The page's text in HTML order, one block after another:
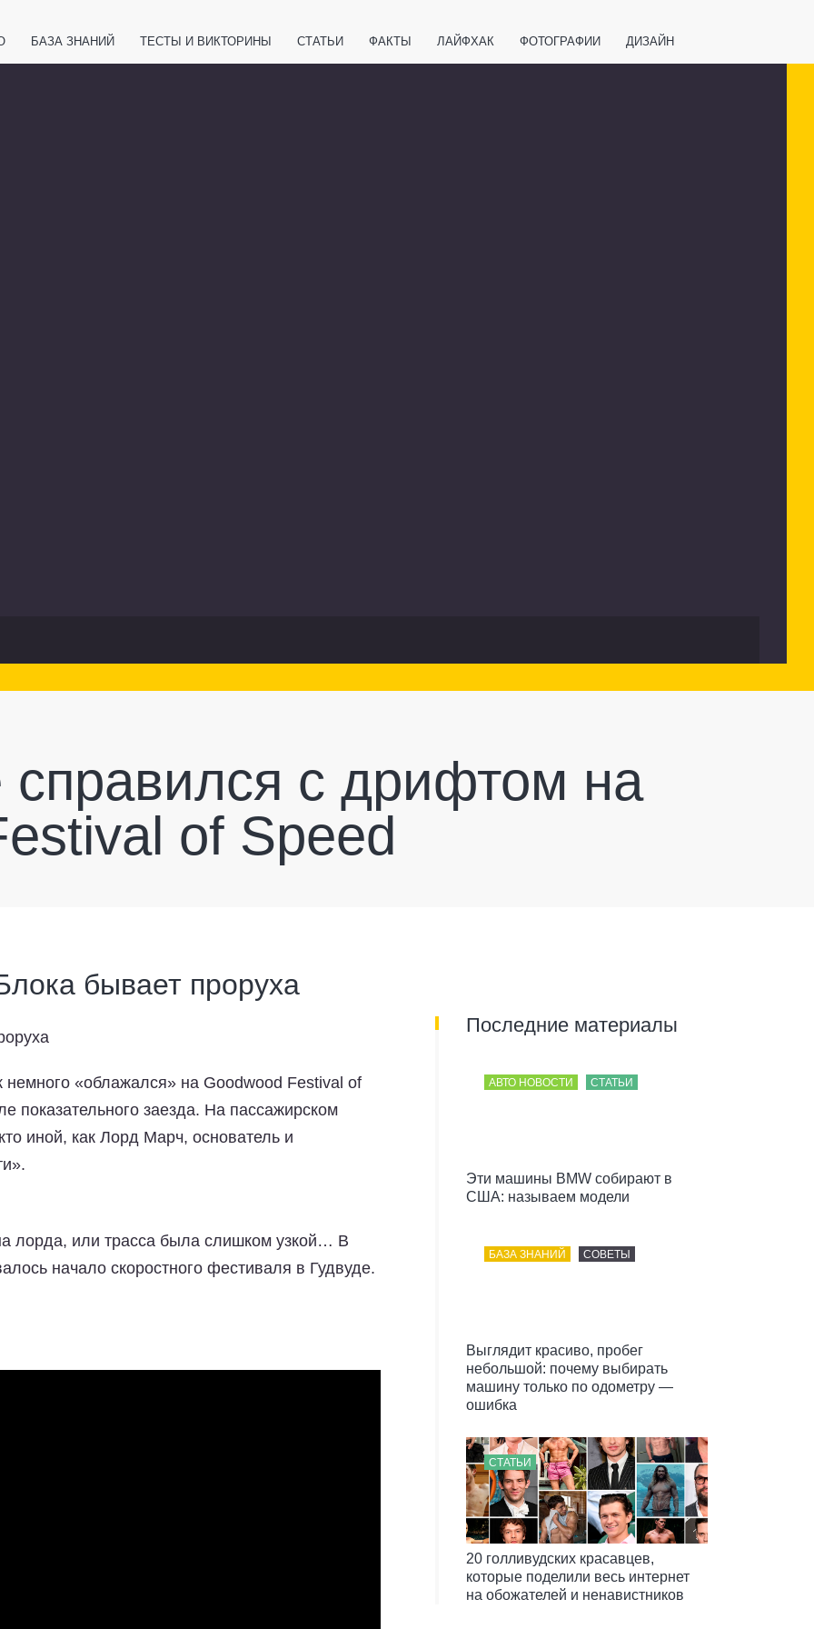
БАЗА ЗНАНИЙ ТЕСТЫ И ВИКТОРИНЫ СТАТЬИ ФАКТЫ ЛАЙФХАК ФОТОГРАФИИ ДИЗАЙН
с дрифтом на
of Speed
бывает проруха
«облажался» на Goodwood Festival of
показательного заезда. На пассажирском
иной, как Лорд Марч, основатель и
лорда, или трасса была слишком узкой… В
начало скоростного фестиваля в Гудвуде.
Последние материалы
АВТО НОВОСТИ СТАТЬИ
Эти машины BMW собирают в
США: называем модели
БАЗА ЗНАНИЙ СОВЕТЫ
Выглядит красиво, пробег
небольшой: почему выбирать
машину только по одометру —
ошибка
СТАТЬИ
20 голливудских красавцев,
которые поделили весь интернет
на обожателей и ненавистников